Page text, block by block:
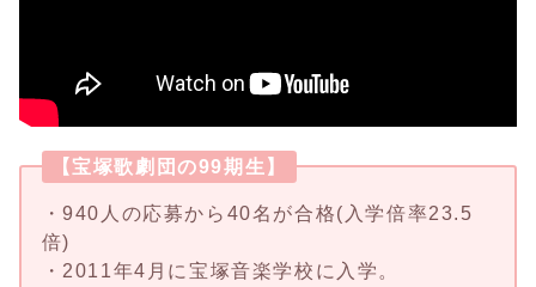
【宝塚歌劇団の99期生】
・940人の応募から40名が合格(入学倍率23.5
倍)
・2011年4月に宝塚音楽学校に入学。